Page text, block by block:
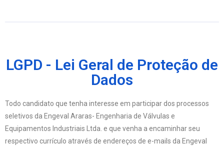
LGPD - Lei Geral de Proteção de
Dados
Todo candidato que tenha interesse em participar dos processos
seletivos da Engeval Araras- Engenharia de Válvulas e
Equipamentos Industriais Ltda. e que venha a encaminhar seu
respectivo currículo através de endereços de e-mails da Engeval